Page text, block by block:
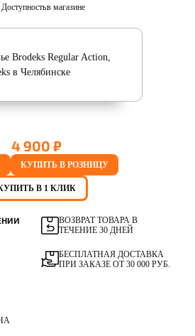
Доступность:в магазине
4 900 ₽
КУПИТЬ В РОЗНИЦУ
В 1 КЛИК
ВОЗВРАТ ТОВАРА В
ТЕЧЕНИЕ 30 ДНЕЙ
БЕСПЛАТНАЯ ДОСТАВКА
ПРИ ЗАКАЗЕ ОТ 30 000 РУБ.